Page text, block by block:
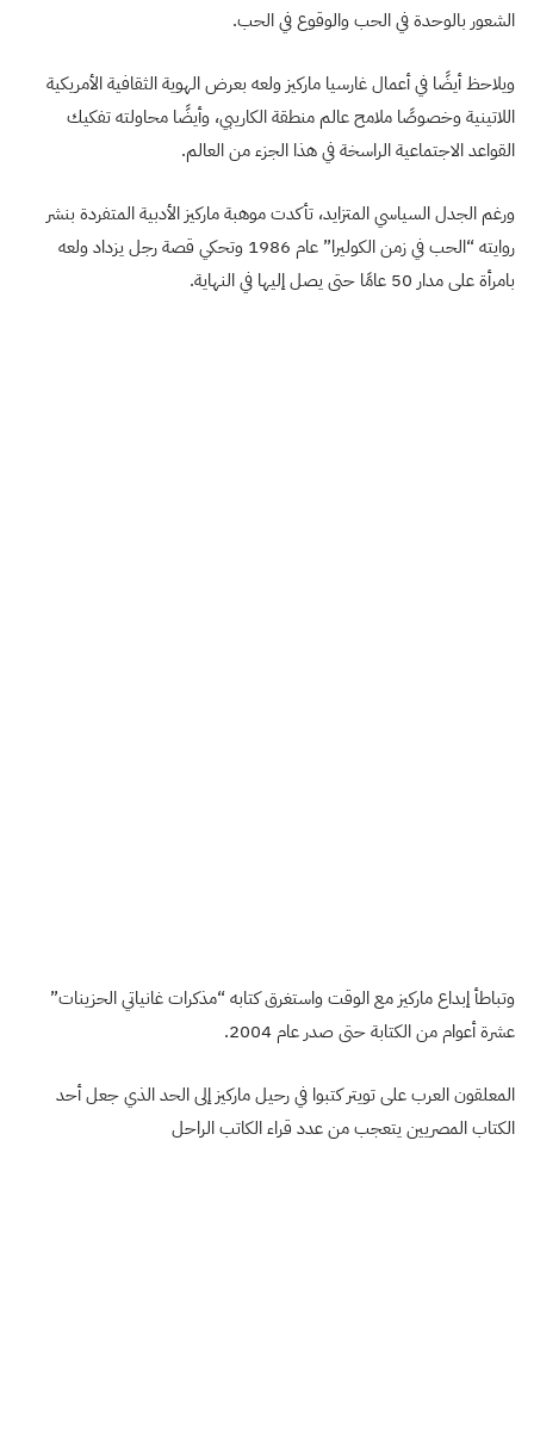
الشعور بالوحدة في الحب والوقوع في الحب.
ويلاحظ أيضًا في أعمال غارسيا ماركيز ولعه بعرض الهوية الثقافية الأمريكية
اللاتينية وخصوصًا ملامح عالم منطقة الكاريبي، وأيضًا محاولته تفكيك
القواعد الاجتماعية الراسخة في هذا الجزء من العالم.
ورغم الجدل السياسي المتزايد، تأكدت موهبة ماركيز الأدبية المتفردة بنشر
روايته “الحب في زمن الكوليرا” عام 1986 وتحكي قصة رجل يزداد ولعه
بامرأة على مدار 50 عامًا حتى يصل إليها في النهاية.
وتباطأ إبداع ماركيز مع الوقت واستغرق كتابه “مذكرات غانياتي الحزينات”
عشرة أعوام من الكتابة حتى صدر عام 2004.
المعلقون العرب على تويتر كتبوا في رحيل ماركيز إلى الحد الذي جعل أحد
الكتاب المصريين يتعجب من عدد قراء الكاتب الراحل